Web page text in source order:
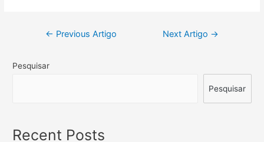
Navegação
artigos
← Previous Artigo Next Artigo →
Pesquisar
Pesquisar
Recent Posts